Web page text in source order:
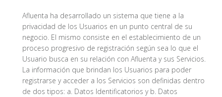
Afluenta ha desarrollado un sistema que tiene a la
privacidad de los Usuarios en un punto central de su
negocio. El mismo consiste en el establecimiento de un
proceso progresivo de registración según sea lo que el
Usuario busca en su relación con Afluenta y sus Servicios.
La información que brindan los Usuarios para poder
registrarse y acceder a los Servicios son definidas dentro
de dos tipos: a. Datos Identificatorios y b. Datos